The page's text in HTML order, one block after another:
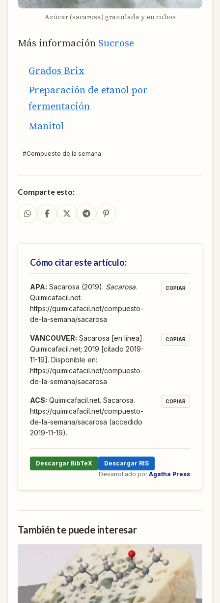
Azúcar (sacarosa) granulada y en cubos
Más información Sucrose
Grados Brix
Preparación de etanol por
fermentación
Manitol
#Compuesto de la semana
Comparte esto:
Cómo citar este artículo:
APA: Sacarosa (2019). Sacarosa.
Quimicafacil.net.
https://quimicafacil.net/compuesto-
de-la-semana/sacarosa
COPIAR
VANCOUVER: Sacarosa [en línea].
Quimicafacil.net; 2019 [citado 2019-
11-19]. Disponible en:
https://quimicafacil.net/compuesto-
de-la-semana/sacarosa
COPIAR
ACS: Quimicafacil.net. Sacarosa.
https://quimicafacil.net/compuesto-
de-la-semana/sacarosa (accedido
2019-11-19).
COPIAR
Descargar BibTeX
Descargar RIS
Desarrollado por Agatha Press
También te puede interesar